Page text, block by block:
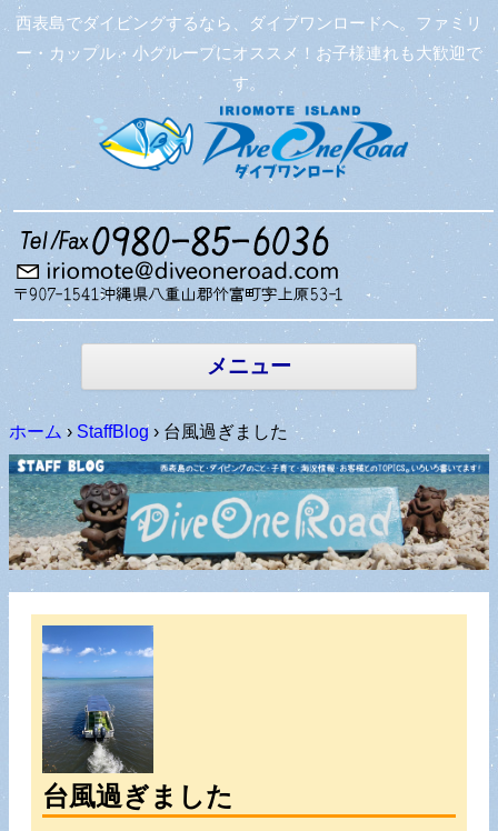
西表島でダイビングするなら、ダイブワンロードへ。ファミリ
ー・カップル・小グループにオススメ！お子様連れも大歓迎で
す。
メニュー
コンテン
ホーム › StaffBlog › 台風過ぎました
台風過ぎました